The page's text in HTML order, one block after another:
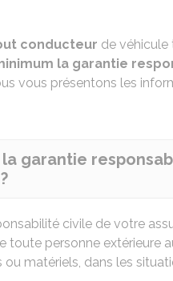
conducteur de véhicule
la garantie
vous présentons les
garantie
civile de votre
toute personne extérieure
matériels, dans les